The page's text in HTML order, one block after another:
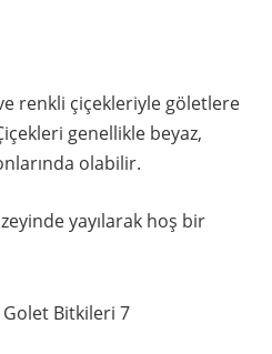
renkli çiçekleriyle göletlere
genellikle beyaz,
olabilir.
yayılarak hoş bir